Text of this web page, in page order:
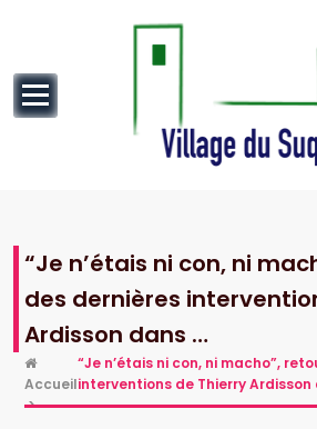
“Je n’étais ni con, ni
des dernières
Ardisson dans …
Accueil
>
“Je n’étais ni con, ni macho”,
interventions de Thierry Ardisson